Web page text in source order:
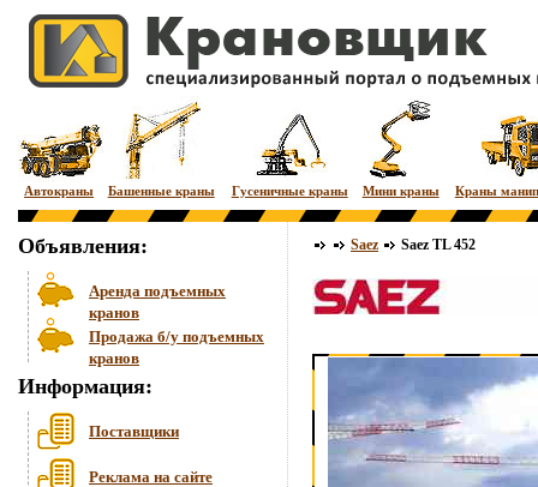
Автокраны Башенные краны Гусеничные краны Мини краны Краны
Объявления:
Аренда подъемных
кранов
Продажа б/у подъемных
кранов
Информация:
Поставщики
Реклама на сайте
Saez Saez TL 452